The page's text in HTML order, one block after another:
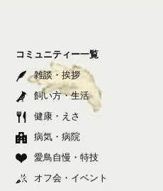
コミュニティー一覧
雑談・挨拶
飼い方・生活
健康・えさ
病気・病院
愛鳥自慢・特技
オフ会・イベント